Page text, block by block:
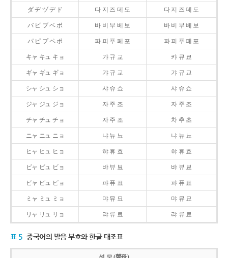
ダ ヂ ヅ デ ド 다 지 즈 데 도 다 지 즈 데 도
バ ビ ブ ベ ボ 바 비 부 베 보 바 비 부 베 보
パ ピ プ ペ ポ 파 피 푸 페 포 파 피 푸 페 포
キャ キュ キョ 갸 규 교 캬 큐 쿄
ギャ ギュ ギョ 갸 규 교 갸 규 교
シャ シュ ショ 샤 슈 쇼 샤 슈 쇼
ジャ ジュ ジョ 자 주 조 자 주 조
チャ チュ チョ 자 주 조 차 추 초
ニャ ニュ ニョ 냐 뉴 뇨 냐 뉴 뇨
ヒャ ヒュ ヒョ 햐 휴 효 햐 휴 효
ビャ ビュ ビョ 뱌 뷰 뵤 뱌 뷰 뵤
ピャ ピュ ピョ 퍄 퓨 표 퍄 퓨 표
ミャ ミュ ミョ 먀 뮤 묘 먀 뮤 묘
リャ リュ リョ 랴 류 료 랴 류 료
표 5 중국어의 발음 부호와 한글 대조표